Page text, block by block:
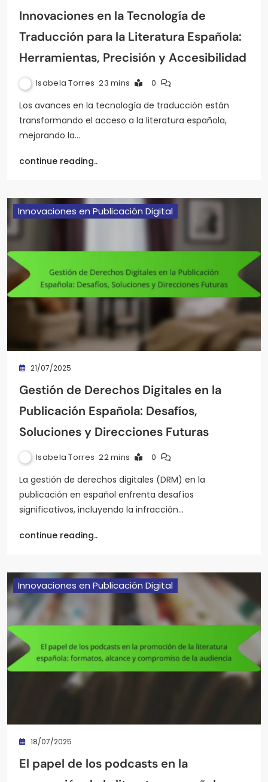
Innovaciones en la Tecnología de
Traducción para la Literatura Española:
Herramientas, Precisión y Accesibilidad
Isabela Torres 23 mins 0
Los avances en la tecnología de traducción están
transformando el acceso a la literatura española,
mejorando la…
continue reading..
Innovaciones en Publicación Digital
21/07/2025
Gestión de Derechos Digitales en la
Publicación Española: Desafíos,
Soluciones y Direcciones Futuras
Isabela Torres 22 mins 0
La gestión de derechos digitales (DRM) en la
publicación en español enfrenta desafíos
significativos, incluyendo la infracción…
continue reading..
Innovaciones en Publicación Digital
18/07/2025
El papel de los podcasts en la